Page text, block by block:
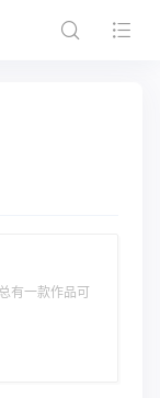
有一款作品可